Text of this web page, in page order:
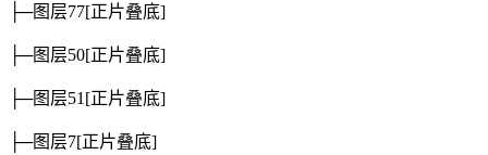
├─图层77[正片叠底]
├─图层50[正片叠底]
├─图层51 [正片叠底]
├─图层7[正片叠底]